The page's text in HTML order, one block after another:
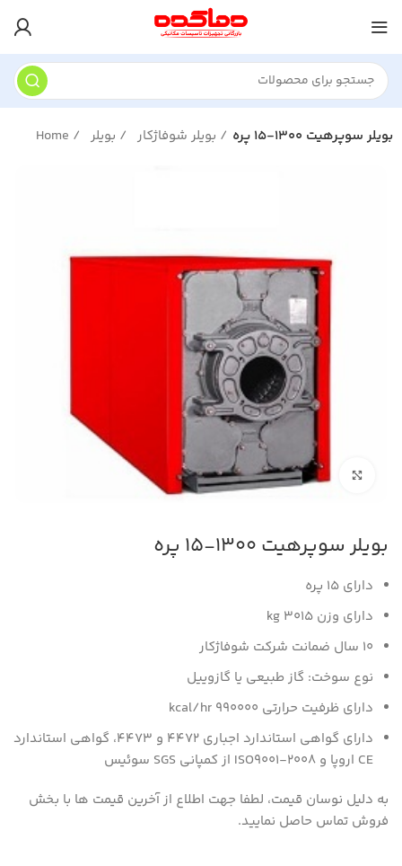
Home بویلر سوپرهیت 1300-15 پره
برای بزرگنمایی کلیک کنید
بویلر سوپرهیت 1300-15 پره
دارای 15 پره
دارای وزن kg 3015
10 سال ضمانت شرکت شوفاژکار
نوع سوخت: گاز طبیعی یا گازوییل
دارای ظرفیت حرارتی 990000 kcal/hr
دارای گواهی استاندارد اجباری 4472 و 4473، گواهی استاندارد
CE اروپا و ISO9001-2008 از کمپانی SGS سوئیس
به دلیل نوسان قیمت، لطفا جهت اطلاع از آخرین قیمت ها با بخش
فروش تماس حاصل نمایید.